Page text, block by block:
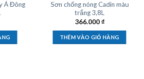
Á Đông
Sơn chống nóng Cadin màu
trắng 3,8L
366.000₫
THÊM VÀO GIỎ HÀNG